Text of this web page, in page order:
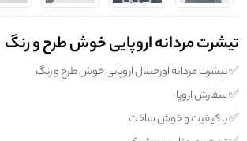
تیشرت مردانه اروپایی خوش طرح و رنگ
✅️ تیشرت مردانه اورجینال اروپایی خوش طرح و رنگ
✅️ سفارش اروپا
✅️ با کیفیت و خوش ساخت